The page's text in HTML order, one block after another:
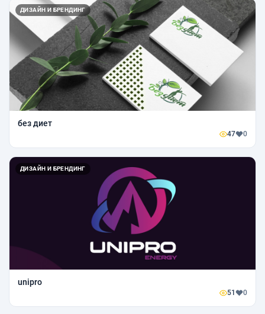
ДИЗАЙН И БРЕНДИНГ
без диет
47 0
ДИЗАЙН И БРЕНДИНГ
unipro
51 0